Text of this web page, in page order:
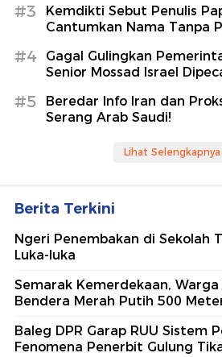
#3
Kemdikti Sebut Penulis
Cantumkan Nama Tanpa
#4
Gagal Gulingkan
Senior Mossad Israel
#5
Beredar Info Iran dan
Serang Arab Saudi!
Lihat Selengkapnya
Berita Terkini
Ngeri Penembakan di Sekolah
Luka-luka
Semarak Kemerdekaan,
Bendera Merah Putih 500
Baleg DPR Garap RUU Sistem
Fenomena Penerbit Gulung